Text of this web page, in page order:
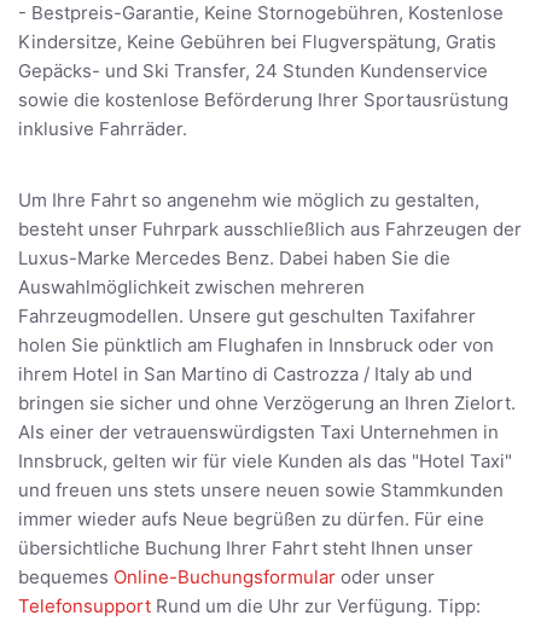
- Bestpreis-Garantie, Keine Stornogebühren, Kostenlose
Kindersitze, Keine Gebühren bei Flugverspätung, Gratis
Gepäcks- und Ski Transfer, 24 Stunden Kundenservice
sowie die kostenlose Beförderung Ihrer Sportausrüstung
inklusive Fahrräder.
Um Ihre Fahrt so angenehm wie möglich zu gestalten,
besteht unser Fuhrpark ausschließlich aus Fahrzeugen der
Luxus-Marke Mercedes Benz. Dabei haben Sie die
Auswahlmöglichkeit zwischen mehreren
Fahrzeugmodellen. Unsere gut geschulten Taxifahrer
holen Sie pünktlich am Flughafen in Innsbruck oder von
ihrem Hotel in San Martino di Castrozza / Italy ab und
bringen sie sicher und ohne Verzögerung an Ihren Zielort.
Als einer der vetrauenswürdigsten Taxi Unternehmen in
Innsbruck, gelten wir für viele Kunden als das "Hotel Taxi"
und freuen uns stets unsere neuen sowie Stammkunden
immer wieder aufs Neue begrüßen zu dürfen. Für eine
übersichtliche Buchung Ihrer Fahrt steht Ihnen unser
bequemes Online-Buchungsformular oder unser
Telefonsupport Rund um die Uhr zur Verfügung. Tipp: